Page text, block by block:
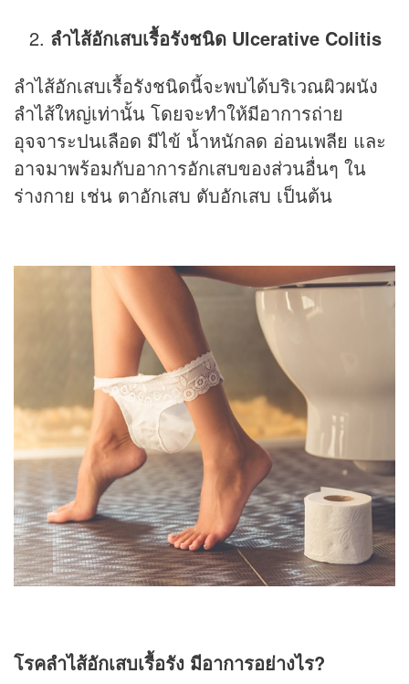
ลำไส้อักเสบเรื้อรังชนิด Ulcerative Colitis
ลำไส้อักเสบเรื้อรังชนิดนี้จะพบได้บริเวณผิวผนัง
ลำไส้ใหญ่เท่านั้น โดยจะทำให้มีอาการถ่าย
อุจจาระปนเลือด มีไข้ น้ำหนักลด อ่อนเพลีย และ
อาจมาพร้อมกับอาการอักเสบของส่วนอื่นๆ ใน
ร่างกาย เช่น ตาอักเสบ ตับอักเสบ เป็นต้น
โรคลำไส้อักเสบเรื้อรัง มีอาการอย่างไร?